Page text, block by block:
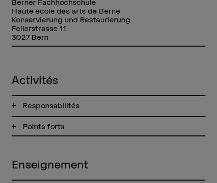
Berner Fachhochschule
Haute école des arts de Berne
Konservierung und Restaurierung
Fellerstrasse 11
3027 Bern
Activités
Responsabilités
Points forts
Enseignement